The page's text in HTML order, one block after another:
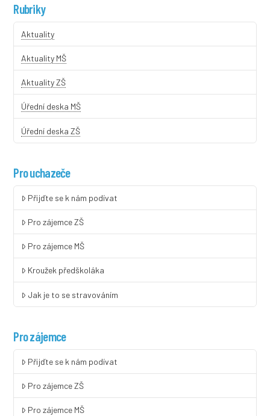
Rubriky
Aktuality
Aktuality MŠ
Aktuality ZŠ
Úřední deska MŠ
Úřední deska ZŠ
Pro uchazeče
Přijďte se k nám podívat
Pro zájemce ZŠ
Pro zájemce MŠ
Kroužek předškoláka
Jak je to se stravováním
Pro zájemce
Přijďte se k nám podívat
Pro zájemce ZŠ
Pro zájemce MŠ